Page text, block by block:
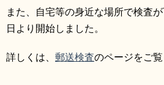
また、自宅等の身近な場所で検査
日より開始しました。
詳しくは、 郵送検査のページをご覧